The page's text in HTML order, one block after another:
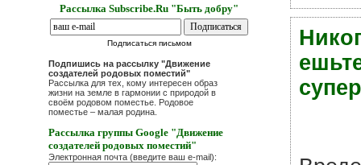
Рассылка Subscribe.Ru "Быть добру"
Подписаться письмом
Подпишись на рассылку "Движение
создателей родовых поместий"
Рассылка для тех, кому интересен образ
жизни на земле в гармонии с природой в
своём родовом поместье. Родовое
поместье – малая родина.
Рассылка группы Google "Движение
создателей родовых поместий"
Электронная почта (введите ваш e-mail):